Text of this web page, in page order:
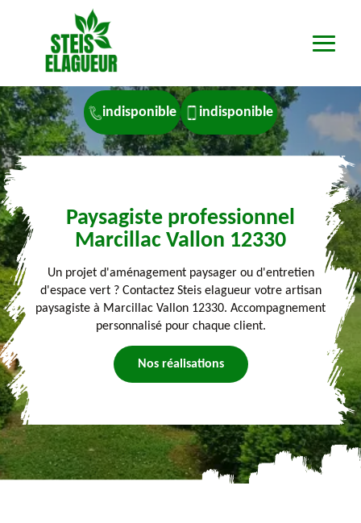
indisponible indisponible
Paysagiste professionnel
Marcillac Vallon 12330
Un projet d'aménagement paysager ou d'entretien
d'espace vert ? Contactez Steis elagueur votre artisan
paysagiste à Marcillac Vallon 12330. Accompagnement
personnalisé pour chaque client.
Nos réalisations